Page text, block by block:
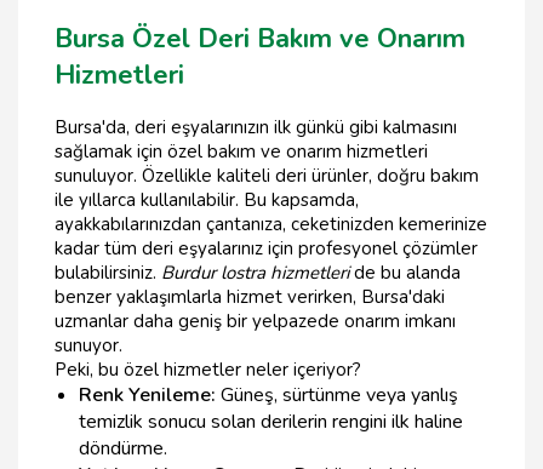
Bursa Özel Deri Bakım ve Onarım
Hizmetleri
Bursa'da, deri eşyalarınızın ilk günkü gibi kalmasını
sağlamak için özel bakım ve onarım hizmetleri
sunuluyor. Özellikle kaliteli deri ürünler, doğru bakım
ile yıllarca kullanılabilir. Bu kapsamda,
ayakkabılarınızdan çantanıza, ceketinizden kemerinize
kadar tüm deri eşyalarınız için profesyonel çözümler
bulabilirsiniz. Burdur lostra hizmetleride bu alanda
benzer yaklaşımlarla hizmet verirken, Bursa'daki
uzmanlar daha geniş bir yelpazede onarım imkanı
sunuyor.
Peki, bu özel hizmetler neler içeriyor?
Renk Yenileme: Güneş, sürtünme veya yanlış
temizlik sonucu solan derilerin rengini ilk haline
döndürme.